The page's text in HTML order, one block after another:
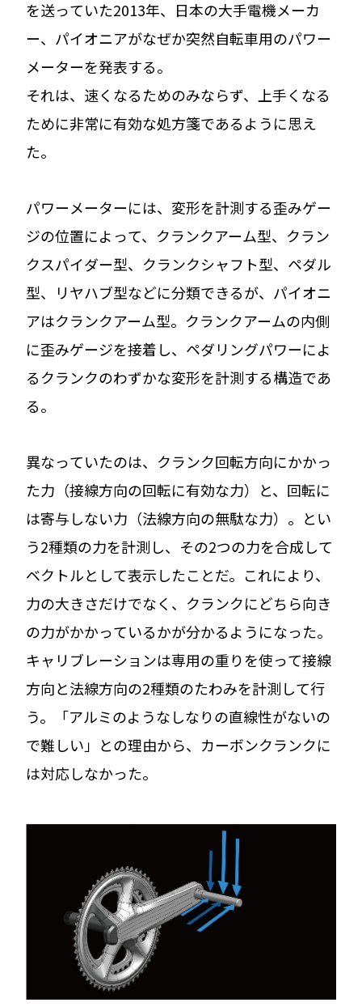
を送っていた2013年、日本の大手電機メーカ
ー、パイオニアがなぜか突然自転車用のパワー
メーターを発表する。
それは、速くなるためのみならず、上手くなる
ために非常に有効な処方箋であるように思え
た。
パワーメーターには、変形を計測する歪みゲー
ジの位置によって、クランクアーム型、クラン
クスパイダー型、クランクシャフト型、ペダル
型、リヤハブ型などに分類できるが、パイオニ
アはクランクアーム型。クランクアームの内側
に歪みゲージを接着し、ペダリングパワーによ
るクランクのわずかな変形を計測する構造であ
る。
異なっていたのは、クランク回転方向にかかっ
た力（接線方向の回転に有効な力）と、回転に
は寄与しない力（法線方向の無駄な力）。とい
う2種類の力を計測し、その2つの力を合成して
ベクトルとして表示したことだ。これにより、
力の大きさだけでなく、クランクにどちら向き
の力がかかっているかが分かるようになった。
キャリブレーションは専用の重りを使って接線
方向と法線方向の2種類のたわみを計測して行
う。「アルミのようなしなりの直線性がないの
で難しい」との理由から、カーボンクランクに
は対応しなかった。